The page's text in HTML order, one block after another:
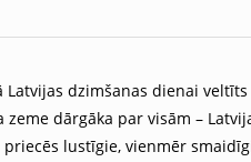
dzimšanas dienai veltīts
zeme dārgāka par visām –
lustīgie, vienmēr